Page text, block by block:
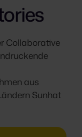
Collaborative
aus
Sunhat